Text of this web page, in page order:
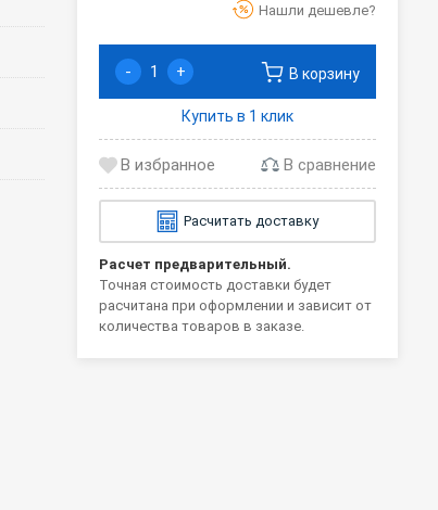
Нашли дешевле?
- + В корзину
Купить в 1 клик
В сравнение
Расчитать доставку
Расчет предварительный.
Точная стоимость доставки будет
расчитана при оформлении и зависит от
количества товаров в заказе.